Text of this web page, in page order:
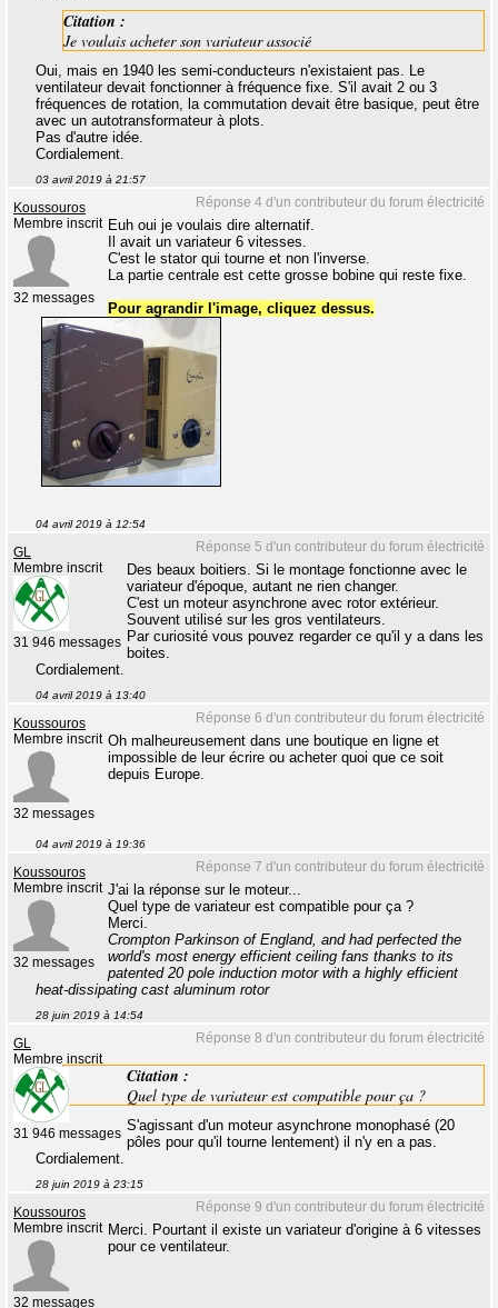
Citation :
Je voulais acheter son variateur associé
Oui, mais en 1940 les semi-conducteurs n'existaient pas. Le
ventilateur devait fonctionner à fréquence fixe. S'il avait 2 ou 3
fréquences de rotation, la commutation devait être basique, peut être
avec un autotransformateur à plots.
Pas d'autre idée.
Cordialement.
03 avril 2019 à 21:57
Réponse 4 d'un contributeur du forum électricité
Koussouros
Membre inscrit
32 messages
Euh oui je voulais dire alternatif.
Il avait un variateur 6 vitesses.
C'est le stator qui tourne et non l'inverse.
La partie centrale est cette grosse bobine qui reste fixe.
Pour agrandir l'image, cliquez dessus.
04 avril 2019 à 12:54
Réponse 5 d'un contributeur du forum électricité
GL
Membre inscrit
31 946 messages
Des beaux boitiers. Si le montage fonctionne avec le
variateur d'époque, autant ne rien changer.
C'est un moteur asynchrone avec rotor extérieur.
Souvent utilisé sur les gros ventilateurs.
Par curiosité vous pouvez regarder ce qu'il y a dans les
boites.
Cordialement.
04 avril 2019 à 13:40
Réponse 6 d'un contributeur du forum électricité
Koussouros
Membre inscrit
32 messages
Oh malheureusement dans une boutique en ligne et
impossible de leur écrire ou acheter quoi que ce soit
depuis Europe.
04 avril 2019 à 19:36
Réponse 7 d'un contributeur du forum électricité
Koussouros
Membre inscrit
32 messages
J'ai la réponse sur le moteur...
Quel type de variateur est compatible pour ça ?
Merci.
Crompton Parkinson of England, and had perfected the
world's most energy efficient ceiling fans thanks to its
patented 20 pole induction motor with a highly efficient
heat-dissipating cast aluminum rotor
28 juin 2019 à 14:54
Réponse 8 d'un contributeur du forum électricité
GL
Membre inscrit
31 946 messages
Citation :
Quel type de variateur est compatible pour ça ?
S'agissant d'un moteur asynchrone monophasé (20
pôles pour qu'il tourne lentement) il n'y en a pas.
Cordialement.
28 juin 2019 à 23:15
Réponse 9 d'un contributeur du forum électricité
Koussouros
Membre inscrit
32 messages
Merci. Pourtant il existe un variateur d'origine à 6 vitesses
pour ce ventilateur.